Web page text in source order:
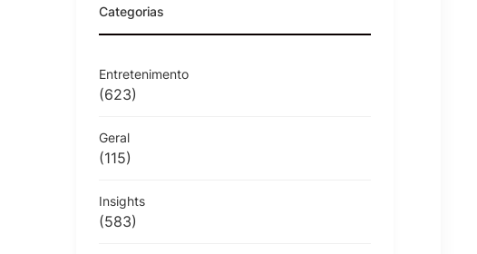
Categorias
Entretenimento
(623)
Geral
(115)
Insights
(583)